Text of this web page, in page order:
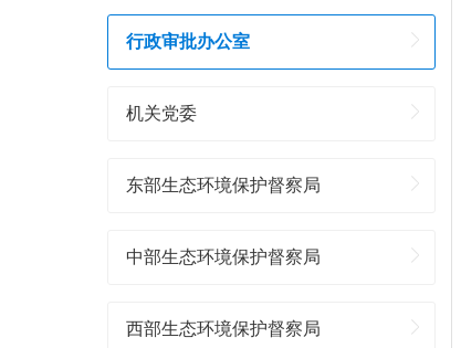
行政审批办公室
机关党委
东部生态环境保护督察局
中部生态环境保护督察局
西部生态环境保护督察局